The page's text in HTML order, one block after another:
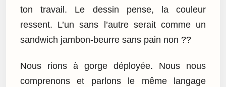
ton travail. Le dessin pense, la couleur
ressent. L’un sans l’autre serait comme un
sandwich jambon-beurre sans pain non ??
Nous rions à gorge déployée. Nous nous
comprenons et parlons le même langage